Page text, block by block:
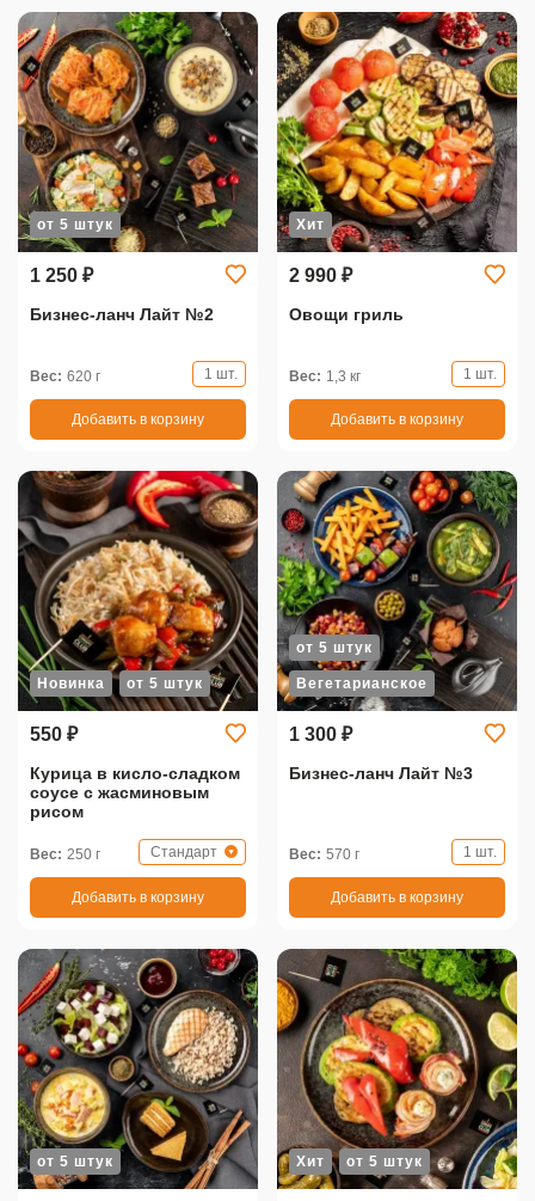
от 5 штук
1 250 ₽
Бизнес-ланч Лайт №2
Вес: 620 г 1 шт.
Добавить в корзину
Хит
2 990 ₽
Овощи гриль
Вес: 1,3 кг 1 шт.
Добавить в корзину
Новинка от 5 штук
550 ₽
Курица в кисло-сладком
соусе с жасминовым
рисом
Вес: 250 г Стандарт
Добавить в корзину
Вегетарианское
от 5 штук
1 300 ₽
Бизнес-ланч Лайт №3
Вес: 570 г 1 шт.
Добавить в корзину
от 5 штук Хит от 5 штук